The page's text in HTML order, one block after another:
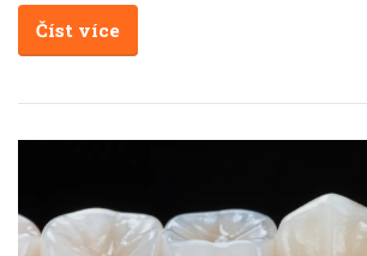
Číst více